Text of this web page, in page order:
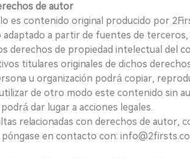
de autor
es contenido original producido por
adaptado a partir de fuentes de
derechos de propiedad intelectual del
titulares originales de dichos
u organización podrá copiar,
de otro modo este contenido sin
dar lugar a acciones legales.
relacionadas con derechos de autor,
en contacto con: